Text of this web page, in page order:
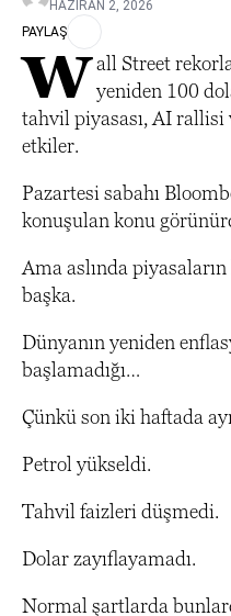
HAZIRAN 2, 2026
PAYLAŞ
W all Street
yeniden 100
tahvil piyasası, AI rallisi
etkiler.
Pazartesi sabahı
konuşulan konu
Ama aslında
başka.
Dünyanın yeniden
başlamadığı…
Çünkü son iki haftada
Petrol yükseldi.
Tahvil faizleri düşmedi.
Dolar zayıflayamadı.
Normal şartlarda